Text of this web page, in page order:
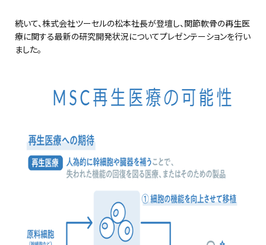
続いて、株式会社ツーセルの松本社長が登壇し、関節軟骨の再生医
療に関する最新の研究開発状況についてプレゼンテーションを行い
ました。